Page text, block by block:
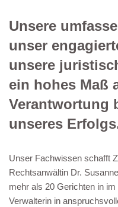
Unsere
unser
unsere
ein hohes Maß
Verantwortung
unseres
Unser Fachwissen schafft
Rechtsanwältin Dr.
mehr als 20 Gerichten in
Verwalterin in